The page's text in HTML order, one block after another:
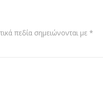
πεδία σημειώνονται με *